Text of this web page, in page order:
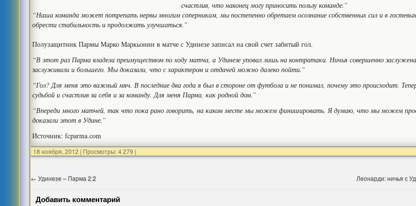
счастлив, что наконец могу приносить пользу команде.”
“Наша команда может потрепать нервы многим соперникам, мы постепенно обретаем осознание собственных сил и в
обрести стабильность и продолжать улучшаться.”
Полузащитник Пармы Марко Маркьонни в матче с Удинезе записал на свой счет забитый гол.
“В этот раз Парма владела преимуществом по ходу матча, а Удинезе уповал лишь на контратаки. Ничья совершенно
заслуживали и большего. Мы доказали, что с характером и отдачей можно далеко пойти.”
“Гол? Для меня это важный мяч. В последние два года я был в стороне от футбола и не понимал, почему это происходит.
судьбой и счастлив за себя и за команду. Для меня Парма, как родной дом.”
“Впереди много матчей, так что пока рано говорить, на каком месте мы можем финишировать. Я думаю, что мы можем
доказали этот в Удине.”
Источник: fcparma.com
18 ноября, 2012 | Просмотры: 4 279 |
← Удинезе – Парма 2:2 Леонарди: ничья с
Добавить комментарий